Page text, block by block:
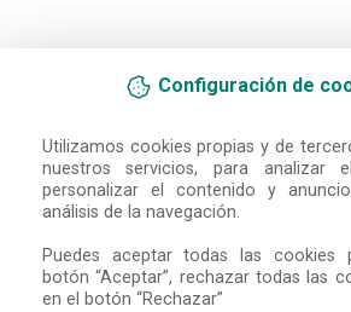
Configuración de
Utilizamos cookies propias y de
nuestros servicios, para analizar
personalizar el contenido y
análisis de la navegación.
Puedes aceptar todas las cookies
botón “Aceptar”, rechazar todas las
en el botón “Rechazar”